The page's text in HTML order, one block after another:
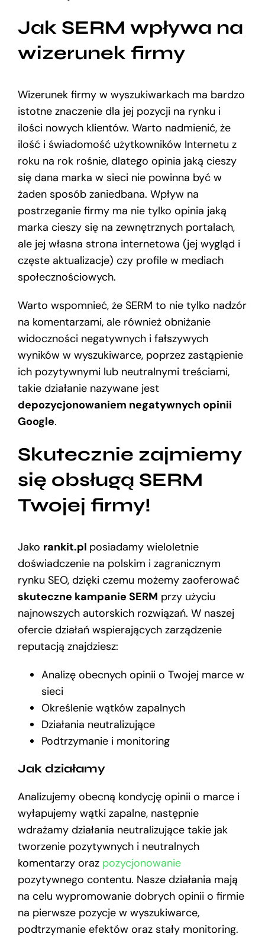
Jak SERM wpływa na
wizerunek firmy
Wizerunek firmy w wyszukiwarkach ma bardzo
istotne znaczenie dla jej pozycji na rynku i
ilości nowych klientów. Warto nadmienić, że
ilość i świadomość użytkowników Internetu z
roku na rok rośnie, dlatego opinia jaką cieszy
się dana marka w sieci nie powinna być w
żaden sposób zaniedbana. Wpływ na
postrzeganie firmy ma nie tylko opinia jaką
marka cieszy się na zewnętrznych portalach,
ale jej własna strona internetowa (jej wygląd i
częste aktualizacje) czy profile w mediach
społecznościowych.
Warto wspomnieć, że SERM to nie tylko nadzór
na komentarzami, ale również obniżanie
widoczności negatywnych i fałszywych
wyników w wyszukiwarce, poprzez zastąpienie
ich pozytywnymi lub neutralnymi treściami,
takie działanie nazywane jest
depozycjonowaniem negatywnych opinii
Google.
Skutecznie zajmiemy
się obsługą SERM
Twojej firmy!
Jako rankit.pl posiadamy wieloletnie
doświadczenie na polskim i zagranicznym
rynku SEO, dzięki czemu możemy zaoferować
skuteczne kampanie SERM przy użyciu
najnowszych autorskich rozwiązań. W naszej
ofercie działań wspierających zarządzenie
reputacją znajdziesz:
Analizę obecnych opinii o Twojej marce w
sieci
Określenie wątków zapalnych
Działania neutralizujące
Podtrzymanie i monitoring
Jak działamy
Analizujemy obecną kondycję opinii o marce i
wyłapujemy wątki zapalne, następnie
wdrażamy działania neutralizujące takie jak
tworzenie pozytywnych i neutralnych
komentarzy oraz pozycjonowanie
pozytywnego contentu. Nasze działania mają
na celu wypromowanie dobrych opinii o firmie
na pierwsze pozycje w wyszukiwarce,
podtrzymanie efektów oraz stały monitoring.